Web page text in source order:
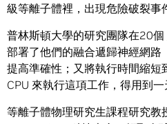
級等離子體裡，出現危險破裂事
普林斯頓大學的研究團隊在20個
部署了他們的融合遞歸神經網路
提高準確性；又將執行時間縮短
CPU 來執行這項工作，得用到一
等離子體物理研究生課程研究